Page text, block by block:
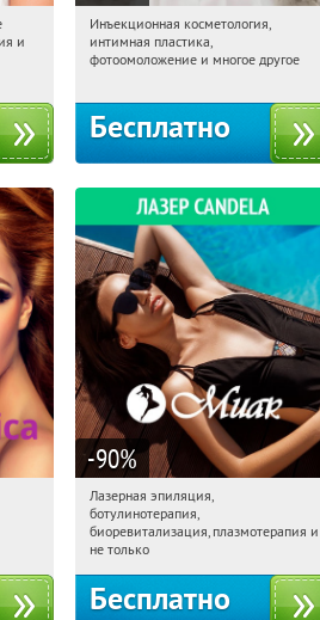
и
01:27:09 Получили:
Парк культуры
Инъекционная косметология,
интимная пластика,
фотоомоложение и многое другое
Бесплатно
-90%
01:27:09 Получили:
Парк культуры
Красносельская
Лазерная эпиляция,
ботулинотерапия,
биоревитализация, плазмотерапия и
не только
Бесплатно